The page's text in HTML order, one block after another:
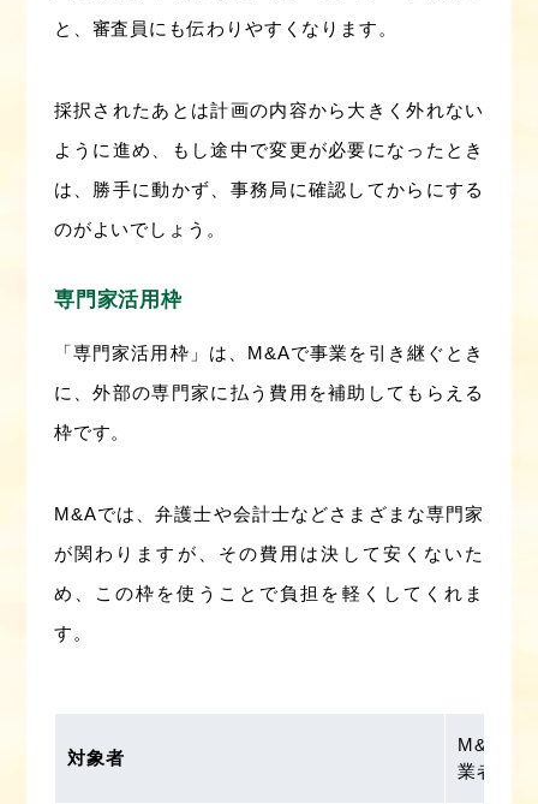
と、審査員にも伝わりやすくなります。
採択されたあとは計画の内容から大きく外れない
ように進め、もし途中で変更が必要になったとき
は、勝手に動かず、事務局に確認してからにする
のがよいでしょう。
専門家活用枠
「専門家活用枠」は、M&Aで事業を引き継ぐとき
に、外部の専門家に払う費用を補助してもらえる
枠です。
M&Aでは、弁護士や会計士などさまざまな専門家
が関わりますが、その費用は決して安くないた
め、この枠を使うことで負担を軽くしてくれま
す。
対象者
M&Aを
業者